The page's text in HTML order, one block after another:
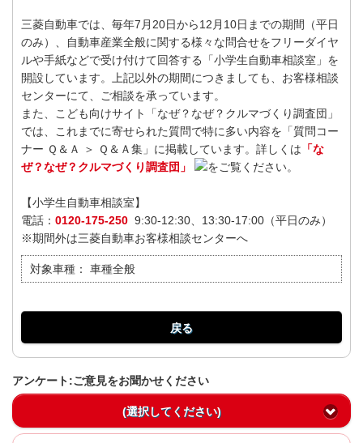
三菱自動車では、毎年7月20日から12月10日までの期間（平日
のみ）、自動車産業全般に関する様々な問合せをフリーダイヤ
ルや手紙などで受け付けて回答する「小学生自動車相談室」を
開設しています。上記以外の期間につきましても、お客様相談
センターにて、ご相談を承っています。
また、こども向けサイト「なぜ？なぜ？クルマづくり調査団」
では、これまでに寄せられた質問で特に多い内容を「質問コー
ナー Ｑ＆Ａ ＞ Ｑ＆Ａ集」に掲載しています。詳しくは 「な
ぜ？なぜ？クルマづくり調査団」
をご覧ください。
【小学生自動車相談室】
電話： 0120-175-250 9:30-12:30、13:30-17:00（平日のみ）
※期間外は三菱自動車お客様相談センターへ
対象車種： 車種全般
戻る
アンケート:ご意見をお聞かせください
(選択してください)